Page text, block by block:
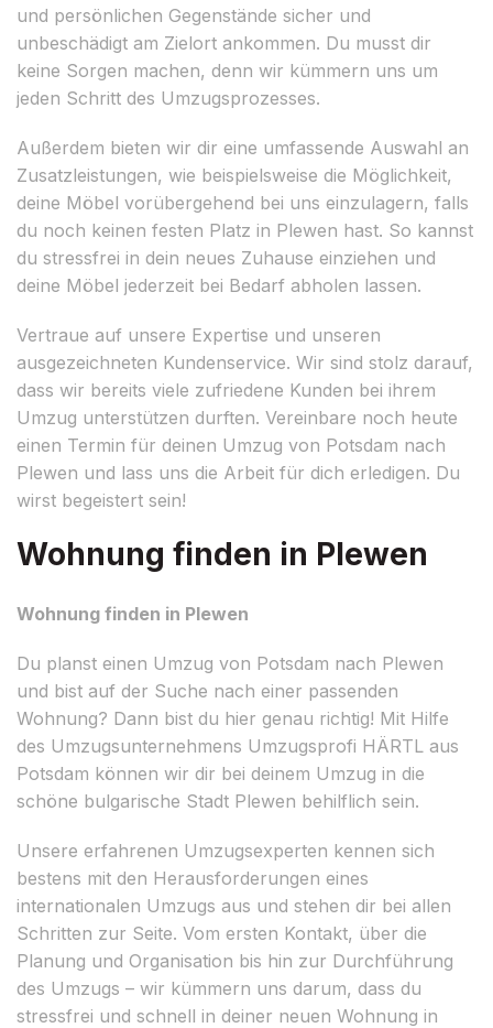
und persönlichen Gegenstände sicher und
unbeschädigt am Zielort ankommen. Du musst dir
keine Sorgen machen, denn wir kümmern uns um
jeden Schritt des Umzugsprozesses.
Außerdem bieten wir dir eine umfassende Auswahl an
Zusatzleistungen, wie beispielsweise die Möglichkeit,
deine Möbel vorübergehend bei uns einzulagern, falls
du noch keinen festen Platz in Plewen hast. So kannst
du stressfrei in dein neues Zuhause einziehen und
deine Möbel jederzeit bei Bedarf abholen lassen.
Vertraue auf unsere Expertise und unseren
ausgezeichneten Kundenservice. Wir sind stolz darauf,
dass wir bereits viele zufriedene Kunden bei ihrem
Umzug unterstützen durften. Vereinbare noch heute
einen Termin für deinen Umzug von Potsdam nach
Plewen und lass uns die Arbeit für dich erledigen. Du
wirst begeistert sein!
Wohnung finden in Plewen
Wohnung finden in Plewen
Du planst einen Umzug von Potsdam nach Plewen
und bist auf der Suche nach einer passenden
Wohnung? Dann bist du hier genau richtig! Mit Hilfe
des Umzugsunternehmens Umzugsprofi HÄRTL aus
Potsdam können wir dir bei deinem Umzug in die
schöne bulgarische Stadt Plewen behilflich sein.
Unsere erfahrenen Umzugsexperten kennen sich
bestens mit den Herausforderungen eines
internationalen Umzugs aus und stehen dir bei allen
Schritten zur Seite. Vom ersten Kontakt, über die
Planung und Organisation bis hin zur Durchführung
des Umzugs – wir kümmern uns darum, dass du
stressfrei und schnell in deiner neuen Wohnung in